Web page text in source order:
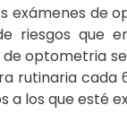
exámenes de
riesgos que
de optometria
rutinaria cada
a los que esté